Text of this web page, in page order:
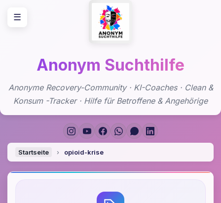
Inhalt
springen
Anonym Suchthilfe
Anonyme Recovery-Community · KI-Coaches · Clean &
Konsum -Tracker · Hilfe für Betroffene & Angehörige
Startseite › opioid-krise
☰